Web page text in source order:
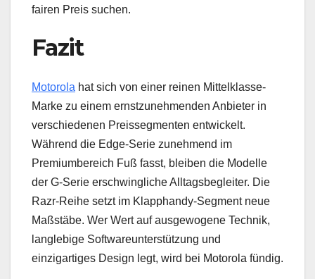
fairen Preis suchen.
Fazit
Motorola hat sich von einer reinen Mittelklasse-
Marke zu einem ernstzunehmenden Anbieter in
verschiedenen Preissegmenten entwickelt.
Während die Edge-Serie zunehmend im
Premiumbereich Fuß fasst, bleiben die Modelle
der G-Serie erschwingliche Alltagsbegleiter. Die
Razr-Reihe setzt im Klapphandy-Segment neue
Maßstäbe. Wer Wert auf ausgewogene Technik,
langlebige Softwareunterstützung und
einzigartiges Design legt, wird bei Motorola fündig.